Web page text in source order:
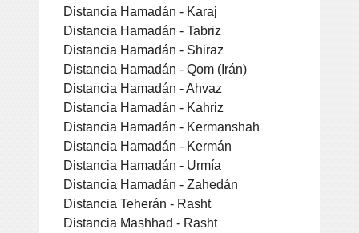
Distancia Hamadán - Karaj
Distancia Hamadán - Tabriz
Distancia Hamadán - Shiraz
Distancia Hamadán - Qom (Irán)
Distancia Hamadán - Ahvaz
Distancia Hamadán - Kahriz
Distancia Hamadán - Kermanshah
Distancia Hamadán - Kermán
Distancia Hamadán - Urmía
Distancia Hamadán - Zahedán
Distancia Teherán - Rasht
Distancia Mashhad - Rasht